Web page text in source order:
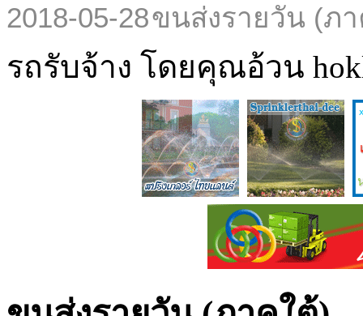
2018-05-28ขนส่งรายวัน (ภ
รถรับจ้าง โดยคุณอ้วน